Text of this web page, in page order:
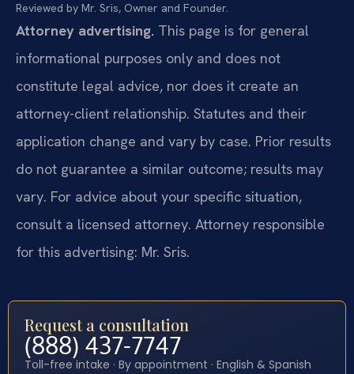
Reviewed by Mr. Sris, Owner and Founder.
Attorney advertising. This page is for general
informational purposes only and does not
constitute legal advice, nor does it create an
attorney-client relationship. Statutes and their
application change and vary by case. Prior results
do not guarantee a similar outcome; results may
vary. For advice about your specific situation,
consult a licensed attorney. Attorney responsible
for this advertising: Mr. Sris.
Request a consultation
(888) 437-7747
Toll-free intake · By appointment · English & Spanish